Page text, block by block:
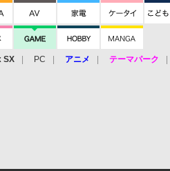
SX PC アニメ テーマパーク